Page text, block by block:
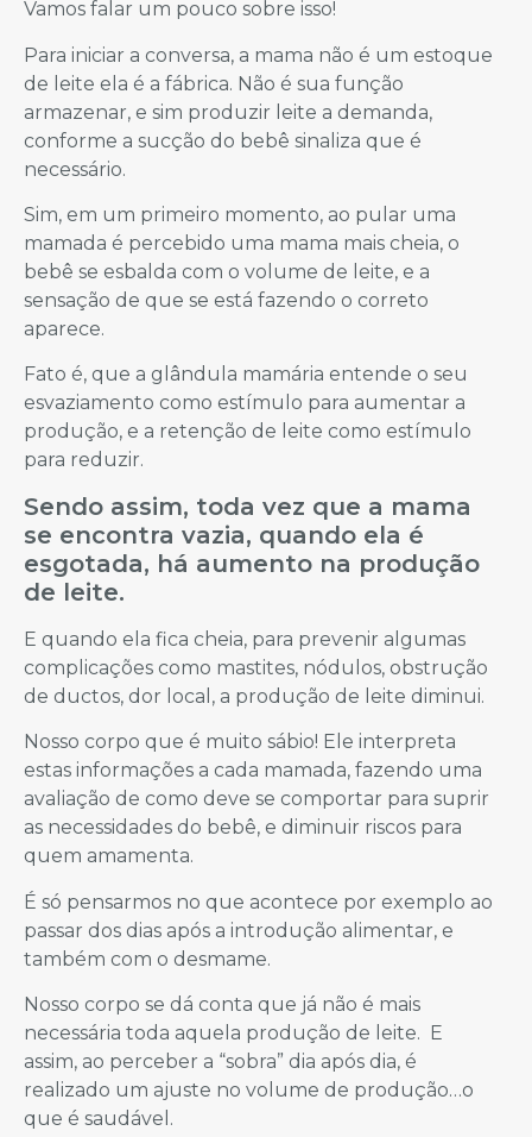
Vamos falar um pouco sobre isso!
Para iniciar a conversa, a mama não é um estoque
de leite ela é a fábrica. Não é sua função
armazenar, e sim produzir leite a demanda,
conforme a sucção do bebê sinaliza que é
necessário.
Sim, em um primeiro momento, ao pular uma
mamada é percebido uma mama mais cheia, o
bebê se esbalda com o volume de leite, e a
sensação de que se está fazendo o correto
aparece.
Fato é, que a glândula mamária entende o seu
esvaziamento como estímulo para aumentar a
produção, e a retenção de leite como estímulo
para reduzir.
Sendo assim, toda vez que a mama
se encontra vazia, quando ela é
esgotada, há aumento na produção
de leite.
E quando ela fica cheia, para prevenir algumas
complicações como mastites, nódulos, obstrução
de ductos, dor local, a produção de leite diminui.
Nosso corpo que é muito sábio! Ele interpreta
estas informações a cada mamada, fazendo uma
avaliação de como deve se comportar para suprir
as necessidades do bebê, e diminuir riscos para
quem amamenta.
É só pensarmos no que acontece por exemplo ao
passar dos dias após a introdução alimentar, e
também com o desmame.
Nosso corpo se dá conta que já não é mais
necessária toda aquela produção de leite. E
assim, ao perceber a “sobra” dia após dia, é
realizado um ajuste no volume de produção…o
que é saudável.